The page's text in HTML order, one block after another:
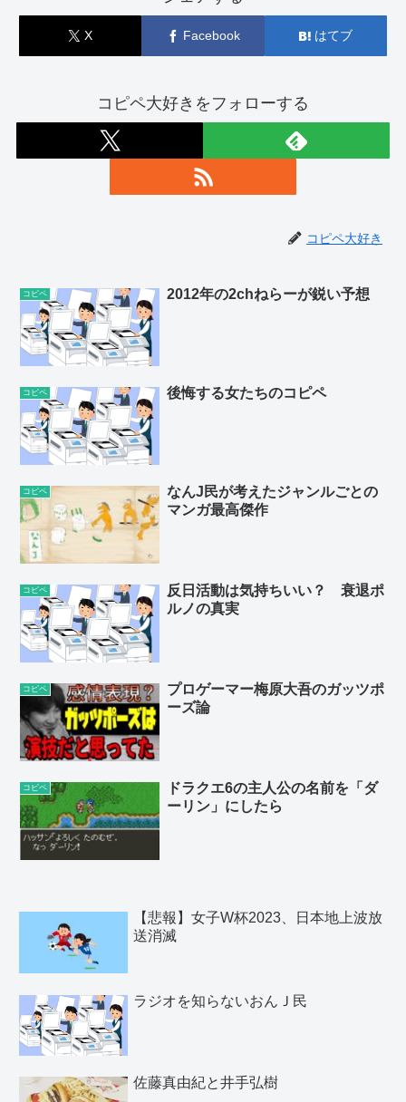
X Facebook はてブ
コピペ大好きをフォローする
コピペ大好き
コピペ 2012年の2chねらーが鋭い予想
コピペ 後悔する女たちのコピペ
コピペ
なんJ民が考えたジャンルごとの
マンガ最高傑作
コピペ
反日活動は気持ちいい？ 衰退ポ
ルノの真実
コピペ
プロゲーマー梅原大吾のガッツポ
ーズ論
コピペ
ドラクエ6の主人公の名前を「ダ
ーリン」にしたら
【悲報】女子W杯2023、日本地上波放
送消滅
ラジオを知らないおんＪ民
佐藤真由紀と井手弘樹